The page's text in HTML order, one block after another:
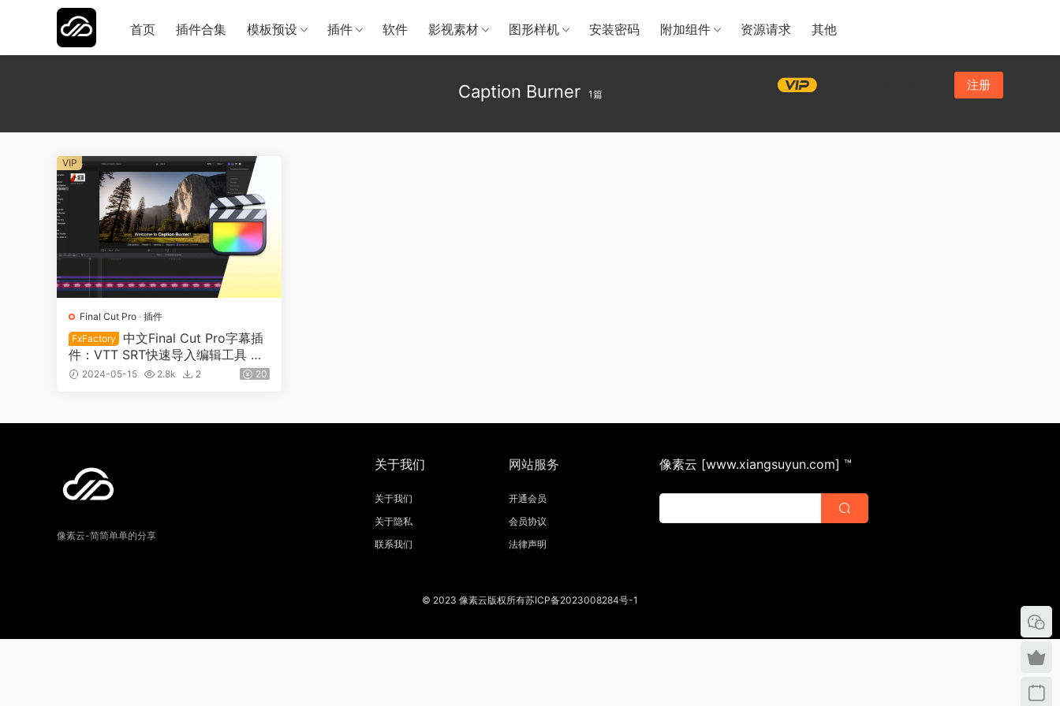
首页 插件合集 模板预设 插件 软件 影视素材 图形样机 安装密码 附加组件 资源请求 其他
注册
Caption Burner 1篇
Final Cut Pro · 插件
FxFactory
中文Final Cut Pro字幕插
件：VTT SRT快速导入编辑工具 Ca
ption Burner VFX0025
2024-05-15 2.8k 2 20
VIP
像素云-简简单单的分享
关于我们
关于我们
关于隐私
联系我们
网站服务
开通会员
会员协议
法律声明
像素云 [www.xiangsuyun.com] ™
© 2023 像素云版权所有苏ICP备2023008284号-1